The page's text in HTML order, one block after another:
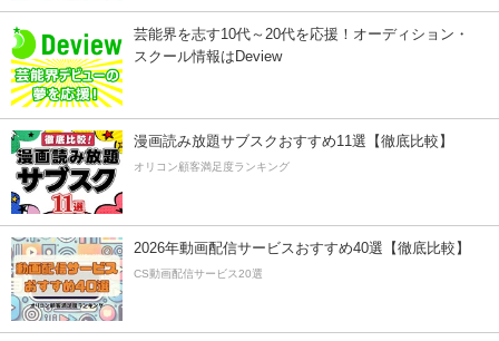
芸能界を志す10代～20代を応援！オーディション・
スクール情報はDeview
漫画読み放題サブスクおすすめ11選【徹底比較】
オリコン顧客満足度ランキング
2026年動画配信サービスおすすめ40選【徹底比較】
CS動画配信サービス20選